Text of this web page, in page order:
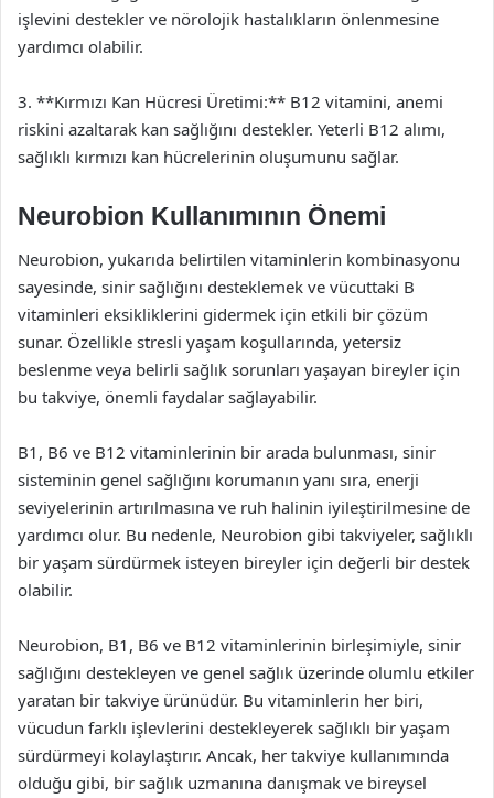
işlevini destekler ve nörolojik hastalıkların önlenmesine
yardımcı olabilir.
3. **Kırmızı Kan Hücresi Üretimi:** B12 vitamini, anemi
riskini azaltarak kan sağlığını destekler. Yeterli B12 alımı,
sağlıklı kırmızı kan hücrelerinin oluşumunu sağlar.
Neurobion Kullanımının Önemi
Neurobion, yukarıda belirtilen vitaminlerin kombinasyonu
sayesinde, sinir sağlığını desteklemek ve vücuttaki B
vitaminleri eksikliklerini gidermek için etkili bir çözüm
sunar. Özellikle stresli yaşam koşullarında, yetersiz
beslenme veya belirli sağlık sorunları yaşayan bireyler için
bu takviye, önemli faydalar sağlayabilir.
B1, B6 ve B12 vitaminlerinin bir arada bulunması, sinir
sisteminin genel sağlığını korumanın yanı sıra, enerji
seviyelerinin artırılmasına ve ruh halinin iyileştirilmesine de
yardımcı olur. Bu nedenle, Neurobion gibi takviyeler, sağlıklı
bir yaşam sürdürmek isteyen bireyler için değerli bir destek
olabilir.
Neurobion, B1, B6 ve B12 vitaminlerinin birleşimiyle, sinir
sağlığını destekleyen ve genel sağlık üzerinde olumlu etkiler
yaratan bir takviye ürünüdür. Bu vitaminlerin her biri,
vücudun farklı işlevlerini destekleyerek sağlıklı bir yaşam
sürdürmeyi kolaylaştırır. Ancak, her takviye kullanımında
olduğu gibi, bir sağlık uzmanına danışmak ve bireysel